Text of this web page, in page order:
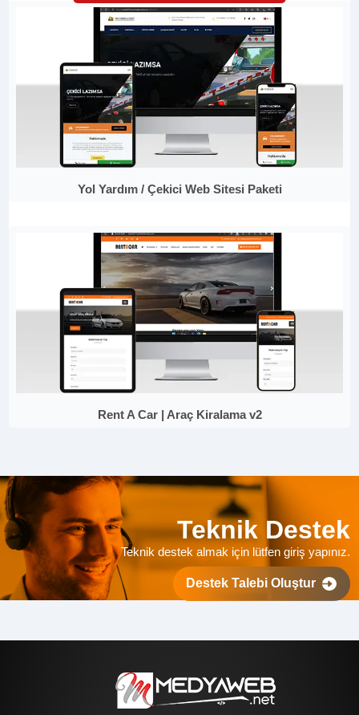
Yol Yardım / Çekici Web Sitesi Paketi
Rent A Car | Araç Kiralama v2
Teknik Destek
Teknik destek almak için lütfen giriş yapınız.
Destek Talebi Oluştur